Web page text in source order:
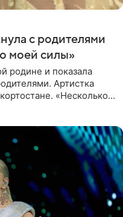
с родителями
моей силы»
родине и показала
Артистка
«Несколько